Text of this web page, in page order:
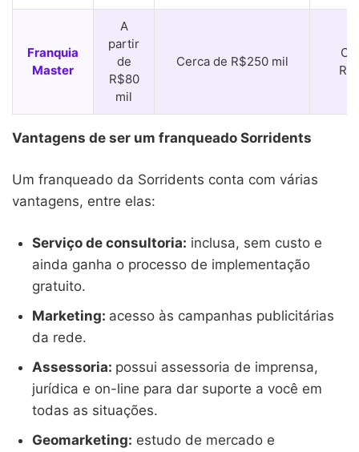
Franquia
Master
A
partir
de
R$80
mil
Cerca de R$250 mil
Vantagens de ser um franqueado Sorridents
Um franqueado da Sorridents conta com várias
vantagens, entre elas:
Serviço de consultoria: inclusa, sem custo e
ainda ganha o processo de implementação
gratuito.
Marketing: acesso às campanhas publicitárias
da rede.
Assessoria: possui assessoria de imprensa,
jurídica e on-line para dar suporte a você em
todas as situações.
Geomarketing: estudo de mercado e